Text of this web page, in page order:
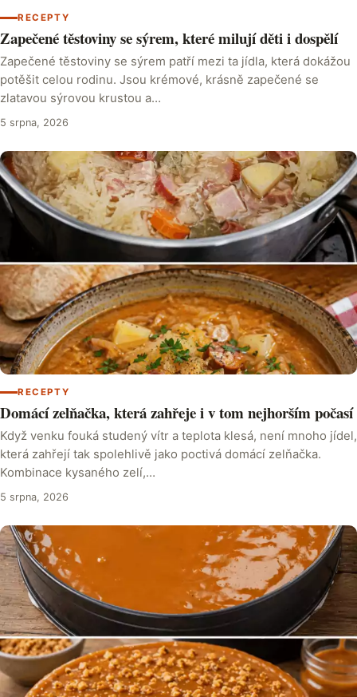
RECEPTY
Zapečené těstoviny se sýrem, které milují děti i dospělí
Zapečené těstoviny se sýrem patří mezi ta jídla, která dokážou
potěšit celou rodinu. Jsou krémové, krásně zapečené se
zlatavou sýrovou krustou a…
5 srpna, 2026
RECEPTY
Domácí zelňačka, která zahřeje i v tom nejhorším počasí
Když venku fouká studený vítr a teplota klesá, není mnoho jídel,
která zahřejí tak spolehlivě jako poctivá domácí zelňačka.
Kombinace kysaného zelí,…
5 srpna, 2026